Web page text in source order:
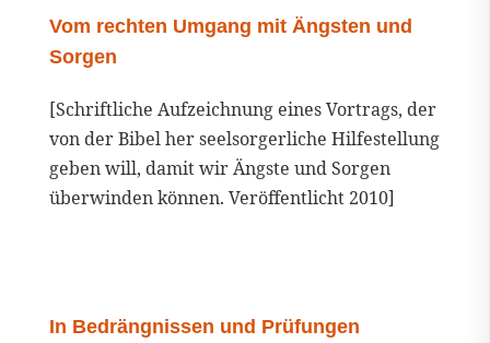
Vom rechten Umgang mit Ängsten und
Sorgen
[Schriftliche Aufzeichnung eines Vortrags, der
von der Bibel her seelsorgerliche Hilfestellung
geben will, damit wir Ängste und Sorgen
überwinden können. Veröffentlicht 2010]
In Bedrängnissen und Prüfungen